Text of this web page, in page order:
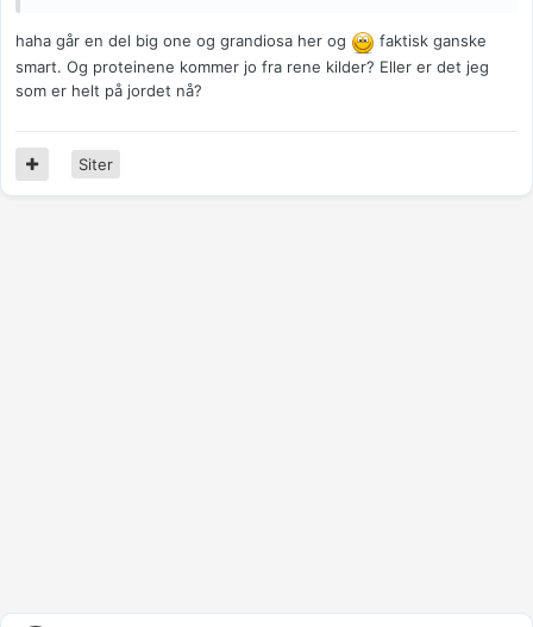
haha går en del big one og grandiosa her og
faktisk ganske
smart. Og proteinene kommer jo fra rene kilder? Eller er det jeg
som er helt på jordet nå?
Siter